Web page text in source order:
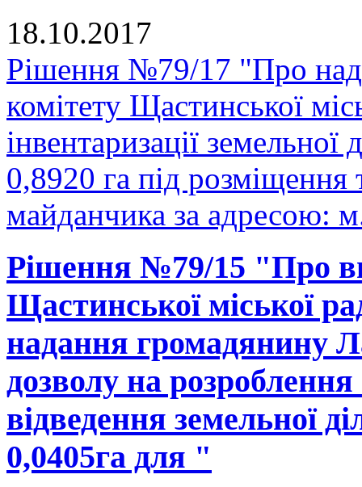
18.10.2017
Рішення №79/17 "Про
комітету Щастинської
інвентаризації
0,8920 га під розміщення
майданчика за адресою:
Рішення №79/15 "Про
Щастинської міської
надання громадянину
дозволу на
відведення
0,0405га для "